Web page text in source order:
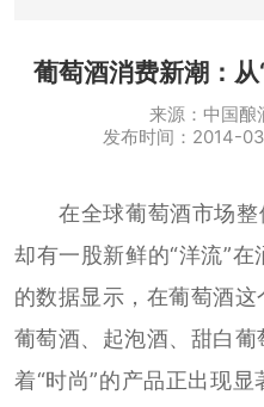
葡萄酒消费新潮：从
来源：中国酿
发布时间：2014-
在全球葡萄酒市场整
却有一股新鲜的“洋流”
的数据显示，在葡萄酒
葡萄酒、起泡酒、甜白
着“时尚”的产品正出现